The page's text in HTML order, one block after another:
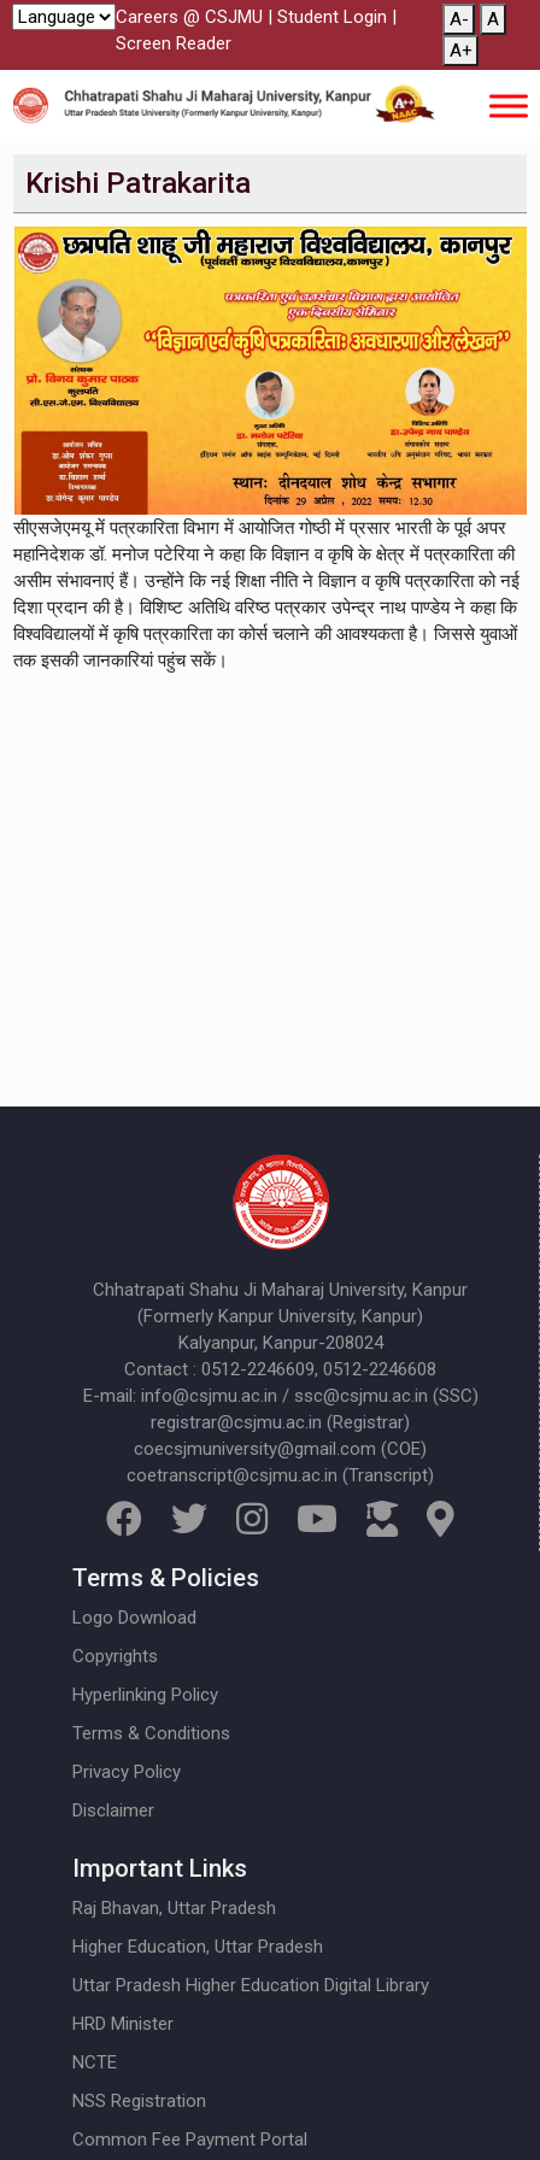
Careers @ CSJMU | Student Login |
Screen Reader
A-
A
A+
Krishi Patrakarita
सीएसजेएमयू में पत्रकारिता विभाग में आयोजित गोष्ठी में प्रसार भारती के पूर्व अपर
महानिदेशक डॉ. मनोज पटेरिया ने कहा कि विज्ञान व कृषि के क्षेत्र में पत्रकारिता की
असीम संभावनाएं हैं। उन्होंने कि नई शिक्षा नीति ने विज्ञान व कृषि पत्रकारिता को नई
दिशा प्रदान की है। विशिष्ट अतिथि वरिष्ठ पत्रकार उपेन्द्र नाथ पाण्डेय ने कहा कि
विश्वविद्यालयों में कृषि पत्रकारिता का कोर्स चलाने की आवश्यकता है। जिससे युवाओं
तक इसकी जानकारियां पहुंच सकें।
Chhatrapati Shahu Ji Maharaj University, Kanpur
(Formerly Kanpur University, Kanpur)
Kalyanpur, Kanpur-208024
Contact : 0512-2246609, 0512-2246608
E-mail: info@csjmu.ac.in / ssc@csjmu.ac.in (SSC)
registrar@csjmu.ac.in (Registrar)
coecsjmuniversity@gmail.com (COE)
coetranscript@csjmu.ac.in (Transcript)
Terms & Policies
Logo Download
Copyrights
Hyperlinking Policy
Terms & Conditions
Privacy Policy
Disclaimer
Important Links
Raj Bhavan, Uttar Pradesh
Higher Education, Uttar Pradesh
Uttar Pradesh Higher Education Digital Library
HRD Minister
NCTE
NSS Registration
Common Fee Payment Portal